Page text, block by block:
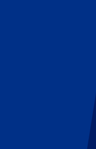
– 1er
– 1er